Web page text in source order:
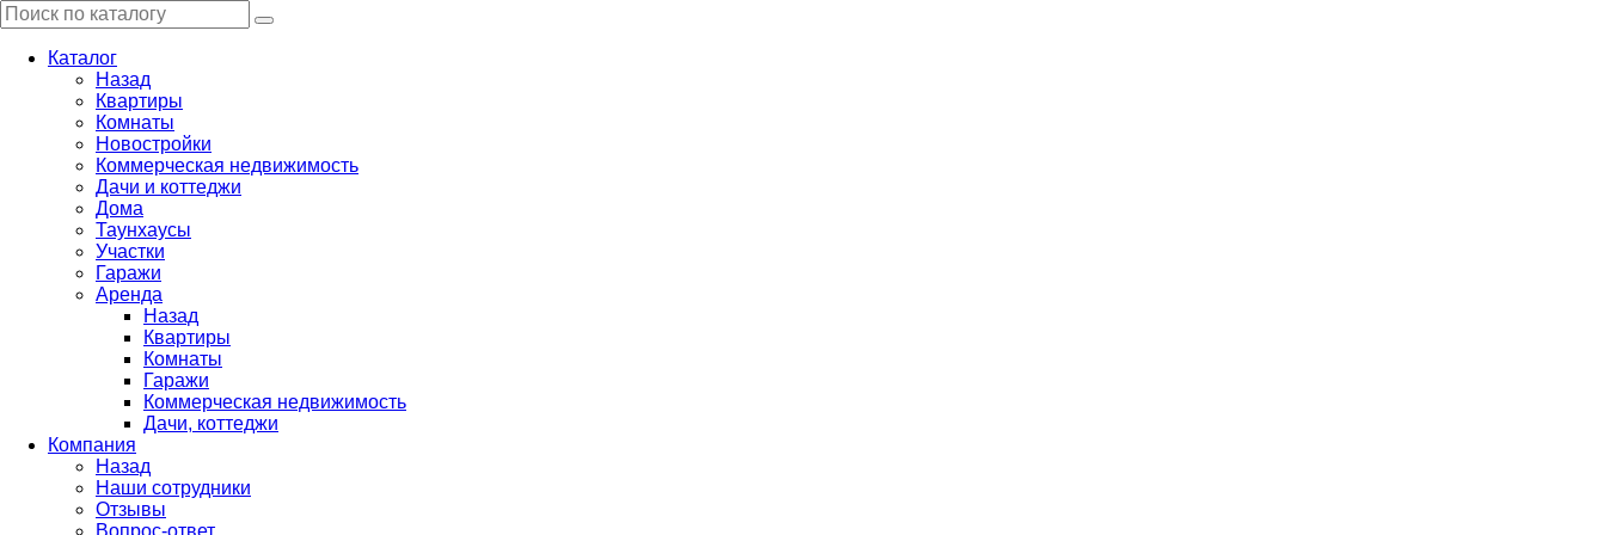
Каталог
Назад
Квартиры
Комнаты
Новостройки
Коммерческая недвижимость
Дачи и коттеджи
Дома
Таунхаусы
Участки
Гаражи
Аренда
Назад
Квартиры
Комнаты
Гаражи
Коммерческая недвижимость
Дачи, коттеджи
Компания
Назад
Наши сотрудники
Отзывы
Вопрос-ответ